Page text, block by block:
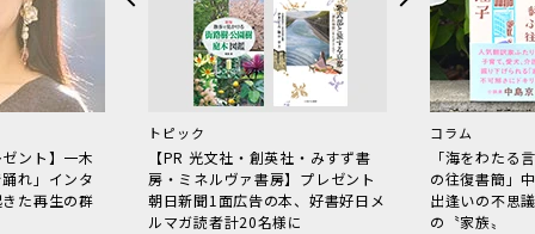
ント】一木
れ」インタ
た再生の群
トピック
【PR 光文社・創英社・みすず書
房・ミネルヴァ書房】プレゼント
朝日新聞1面広告の本、好書好日メ
ルマガ読者計20名様に
コラム
「海をわた
の往復書簡」
出逢いの不思
の〝家族〟